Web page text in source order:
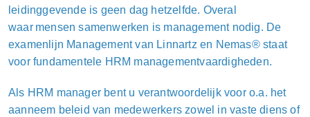
leidinggevende is geen dag hetzelfde. Overal
waar mensen samenwerken is management nodig. De
examenlijn Management van Linnartz en Nemas® staat
voor fundamentele HRM managementvaardigheden.
Als HRM manager bent u verantwoordelijk voor o.a. het
aanneem beleid van medewerkers zowel in vaste diens of